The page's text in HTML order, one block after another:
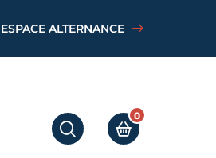
ESPACE ALTERNANCE
RECHERCHERMON PANIER
0